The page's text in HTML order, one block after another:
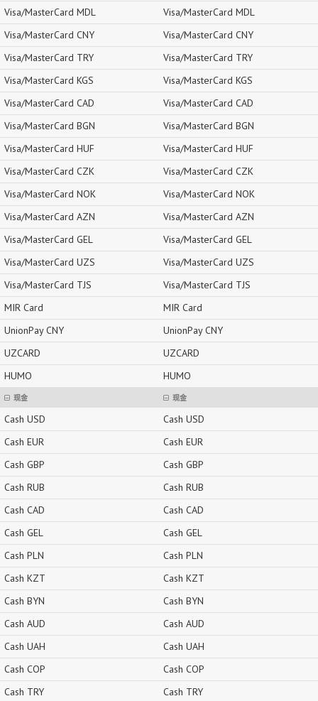
Visa/MasterCard MDL
Visa/MasterCard CNY
Visa/MasterCard TRY
Visa/MasterCard KGS
Visa/MasterCard CAD
Visa/MasterCard BGN
Visa/MasterCard HUF
Visa/MasterCard CZK
Visa/MasterCard NOK
Visa/MasterCard AZN
Visa/MasterCard GEL
Visa/MasterCard UZS
Visa/MasterCard TJS
MIR Card
UnionPay CNY
UZCARD
HUMO
现金
Cash USD
Cash EUR
Cash GBP
Cash RUB
Cash CAD
Cash GEL
Cash PLN
Cash KZT
Cash BYN
Cash AUD
Cash UAH
Cash COP
Cash TRY
Visa/MasterCard MDL
Visa/MasterCard CNY
Visa/MasterCard TRY
Visa/MasterCard KGS
Visa/MasterCard CAD
Visa/MasterCard BGN
Visa/MasterCard HUF
Visa/MasterCard CZK
Visa/MasterCard NOK
Visa/MasterCard AZN
Visa/MasterCard GEL
Visa/MasterCard UZS
Visa/MasterCard TJS
MIR Card
UnionPay CNY
UZCARD
HUMO
现金
Cash USD
Cash EUR
Cash GBP
Cash RUB
Cash CAD
Cash GEL
Cash PLN
Cash KZT
Cash BYN
Cash AUD
Cash UAH
Cash COP
Cash TRY